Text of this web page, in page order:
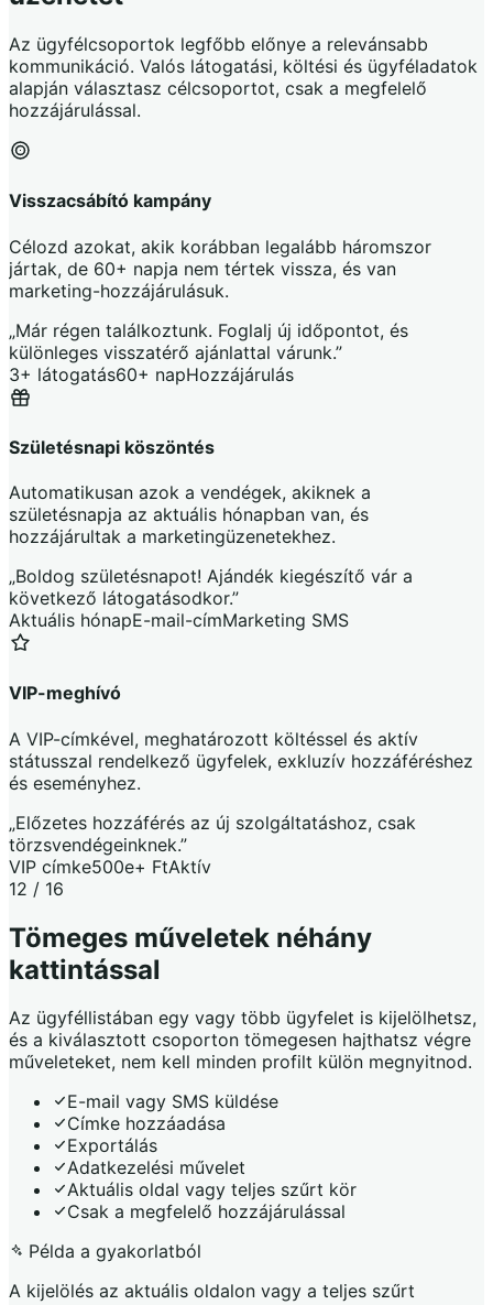
Az ügyfélcsoportok legfőbb előnye a relevánsabb
kommunikáció. Valós látogatási, költési és ügyféladatok
alapján választasz célcsoportot, csak a megfelelő
hozzájárulással.
Visszacsábító kampány
Célozd azokat, akik korábban legalább háromszor
jártak, de 60+ napja nem tértek vissza, és van
marketing-hozzájárulásuk.
„Már régen találkoztunk. Foglalj új időpontot, és
különleges visszatérő ajánlattal várunk.”
3+ látogatás60+ napHozzájárulás
Születésnapi köszöntés
Automatikusan azok a vendégek, akiknek a
születésnapja az aktuális hónapban van, és
hozzájárultak a marketingüzenetekhez.
„Boldog születésnapot! Ajándék kiegészítő vár a
következő látogatásodkor.”
Aktuális hónapE-mail-címMarketing SMS
VIP-meghívó
A VIP-címkével, meghatározott költéssel és aktív
státusszal rendelkező ügyfelek, exkluzív hozzáféréshez
és eseményhez.
„Előzetes hozzáférés az új szolgáltatáshoz, csak
törzsvendégeinknek.”
VIP címke500e+ FtAktív
12 / 16
Tömeges műveletek néhány
kattintással
Az ügyféllistában egy vagy több ügyfelet is kijelölhetsz,
és a kiválasztott csoporton tömegesen hajthatsz végre
műveleteket, nem kell minden profilt külön megnyitnod.
E-mail vagy SMS küldése
Címke hozzáadása
Exportálás
Adatkezelési művelet
Aktuális oldal vagy teljes szűrt kör
Csak a megfelelő hozzájárulással
Példa a gyakorlatból
A kijelölés az aktuális oldalon vagy a teljes szűrt